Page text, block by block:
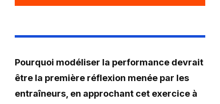
Pourquoi modéliser la performance devrait
être la première réflexion menée par les
entraîneurs, en approchant cet exercice à